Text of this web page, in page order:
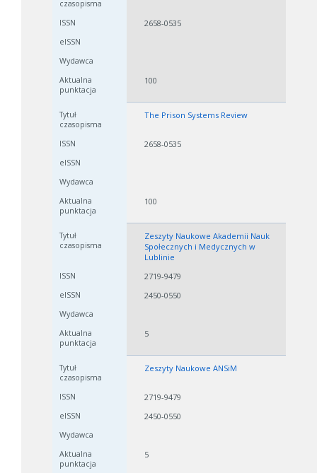
2658-0535
100
The Prison Systems Review
2658-0535
100
Zeszyty Naukowe Akademii Nauk
Społecznych i Medycznych w
Lublinie
2719-9479
2450-0550
5
Zeszyty Naukowe ANSiM
2719-9479
2450-0550
5